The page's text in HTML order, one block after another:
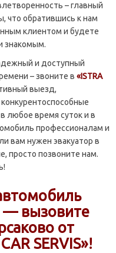
– главный
что обратившись к нам
клиентом и будете
знакомым.
и доступный
– звоните в «ISTRA
выезд,
любое время суток и в
профессионалам и
вам нужен эвакуатор в
просто позвоните нам.
— вызовите
от
SERVIS»!